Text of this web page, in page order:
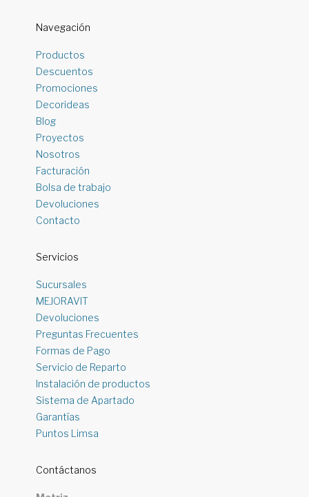
Navegación
Productos
Descuentos
Promociones
Decorideas
Blog
Proyectos
Nosotros
Facturación
Bolsa de trabajo
Devoluciones
Contacto
Servicios
Sucursales
MEJORAVIT
Devoluciones
Preguntas Frecuentes
Formas de Pago
Servicio de Reparto
Instalación de productos
Sistema de Apartado
Garantías
Puntos Limsa
Contáctanos